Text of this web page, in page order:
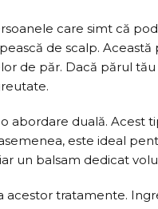
care simt că
de scalp.
de păr. Dacă părul
abordare duală.
este ideal
un balsam dedicat
tratamente.